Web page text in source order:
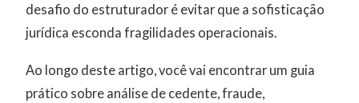
desafio do estruturador é evitar que a sofisticação
jurídica esconda fragilidades operacionais.
Ao longo deste artigo, você vai encontrar um guia
prático sobre análise de cedente, fraude,